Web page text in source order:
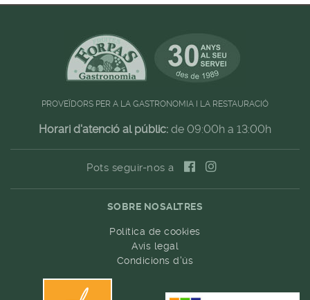
PROVEÏDORS PER A LA GASTRONOMIA I LA RESTAURACIÓ
Horari d'atenció al públic: de 09:00h a 13:00h
Pots seguir-nos a
SOBRE NOSALTRES
Política de cookies
Avís legal
Condicions d'ús